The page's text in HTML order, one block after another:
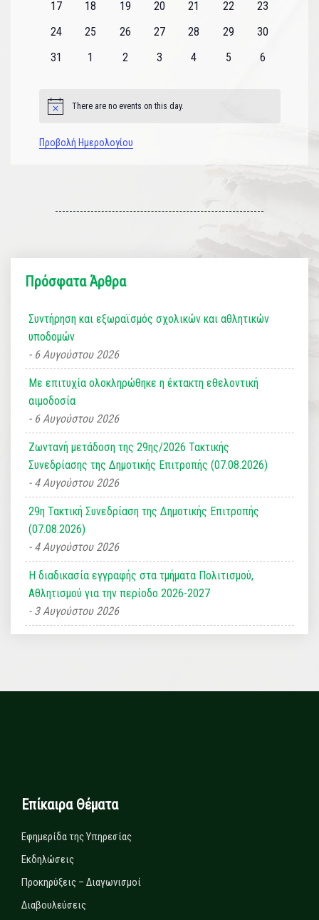
0
17
0
18
0
19
0
20
0
21
0
22
0
23
0
24
0
25
0
26
0
27
0
28
0
29
0
30
0
31
0
1
0
2
0
3
0
4
0
5
0
6
Notice There are no events on this day.
Προβολή Ημερολογίου
Πρόσφατα Άρθρα
Συντήρηση και εξωραϊσμός σχολικών και αθλητικών
υποδομών
6 Αυγούστου 2026
Με επιτυχία ολοκληρώθηκε η έκτακτη εθελοντική
αιμοδοσία
6 Αυγούστου 2026
Ζωντανή μετάδοση της 29ης/2026 Τακτικής
Συνεδρίασης της Δημοτικής Επιτροπής (07.08.2026)
4 Αυγούστου 2026
29η Τακτική Συνεδρίαση της Δημοτικής Επιτροπής
(07.08.2026)
4 Αυγούστου 2026
Η διαδικασία εγγραφής στα τμήματα Πολιτισμού,
Αθλητισμού για την περίοδο 2026-2027
3 Αυγούστου 2026
Επίκαιρα Θέματα
Εφημερίδα της Υπηρεσίας
Εκδηλώσεις
Προκηρύξεις – Διαγωνισμοί
Διαβουλεύσεις